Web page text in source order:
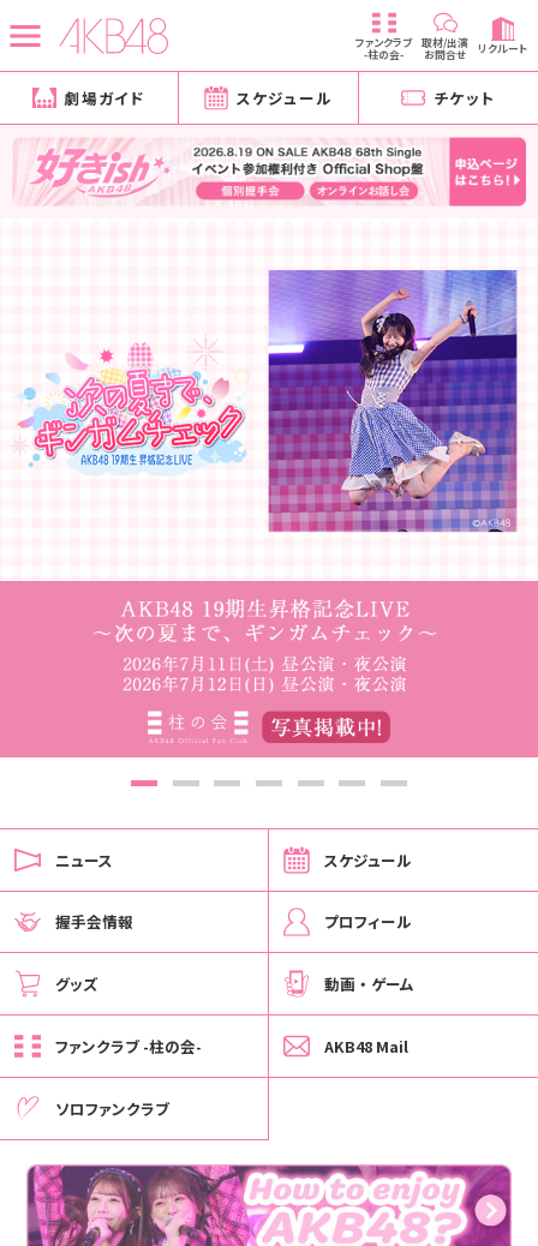
ファンクラブ
-柱の会-
取材/出演
お問合せ リクルート
劇場ガイド スケジュール チケット
ニュース スケジュール
握手会情報 プロフィール
グッズ 動画 ・ ゲーム
ファンクラブ -柱の会- AKB48 Mail
ソロファンクラブ